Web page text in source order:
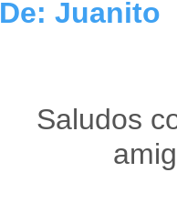
De: Juanito
Saludos